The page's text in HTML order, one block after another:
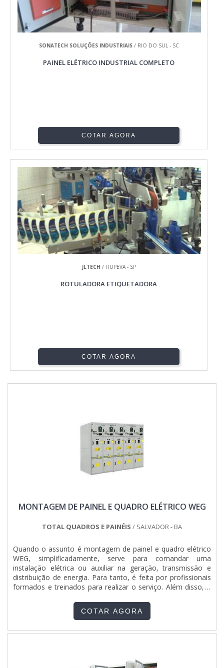
SONATECH SOLUÇÕES INDUSTRIAIS/ RIO DO SUL - SC
PAINEL ELÉTRICO INDUSTRIAL COMPLETO
COTAR AGORA
JLTECH / ITUPEVA - SP
ROTULADORA ETIQUETADORA
COTAR AGORA
MONTAGEM DE PAINEL E QUADRO ELÉTRICO WEG
TOTAL QUADROS E PAINÉIS / SALVADOR - BA
Quando o assunto é montagem de painel e quadro elétrico
WEG, simplificadamente, serve para comandar uma
instalação elétrica ou auxiliar na geração, transmissão e
distribuição de energia. Para tanto, é feita por profissionais
formados e treinados para realizar o serviço. Além disso, a
qualidade;Ampla vida útil;Pouca frequência de
manutenção.MAIS DETALHES IMPORTANTES SOBRE O
COTAR AGORA